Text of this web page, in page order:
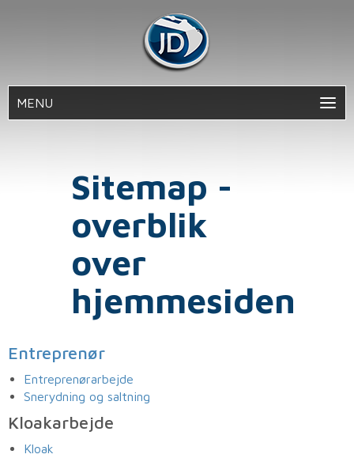
MENU
Sitemap -
overblik
over
hjemmesiden
Entreprenør
Entreprenørarbejde
Snerydning og saltning
Kloakarbejde
Kloak